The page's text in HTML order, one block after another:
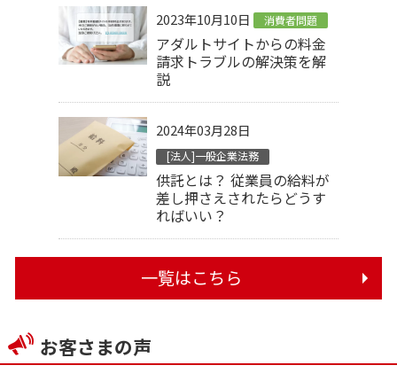
2023年10月10日 消費者問題
アダルトサイトからの料金
請求トラブルの解決策を解
説
2024年03月28日
[法人]一般企業法務
供託とは？ 従業員の給料が
差し押さえされたらどうす
ればいい？
一覧はこちら
お客さまの声